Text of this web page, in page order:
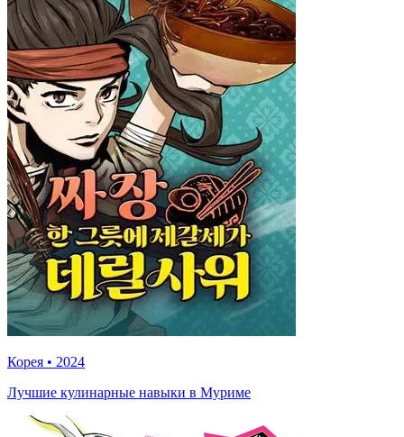
Корея • 2024
Лучшие кулинарные навыки в Муриме